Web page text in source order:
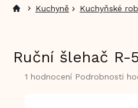
Kuchyně Kuchyňské
Ruční šlehač R-
Průměrné
1 hodnocení Podrobnosti